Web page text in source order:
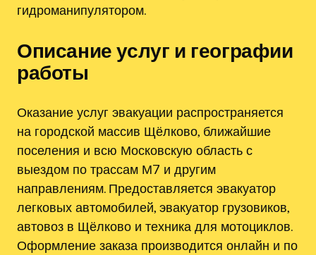
гидроманипулятором.
Описание услуг и географии
работы
Оказание услуг эвакуации распространяется
на городской массив Щёлково, ближайшие
поселения и всю Московскую область с
выездом по трассам М7 и другим
направлениям. Предоставляется эвакуатор
легковых автомобилей, эвакуатор грузовиков,
автовоз в Щёлково и техника для мотоциклов.
Оформление заказа производится онлайн и по